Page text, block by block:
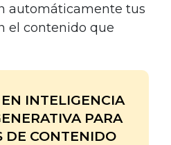
automáticamente tus
el contenido que
INTELIGENCIA
PARA
DE CONTENIDO